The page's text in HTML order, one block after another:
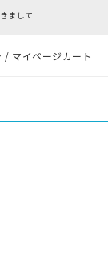
まして
/ マイページカート